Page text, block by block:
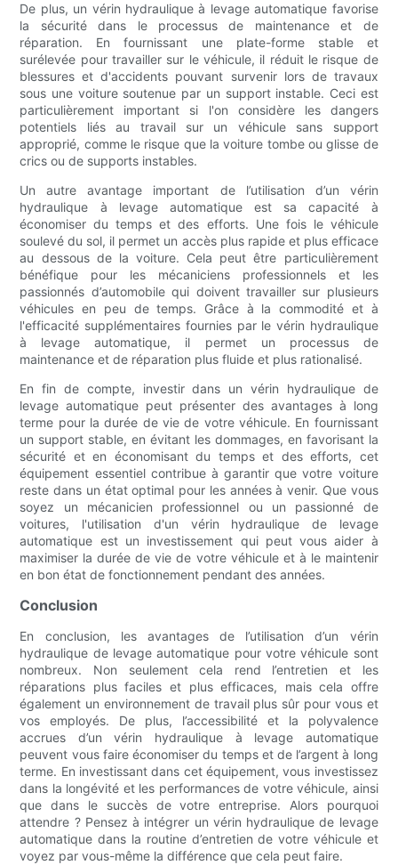
De plus, un vérin hydraulique à levage automatique favorise
la sécurité dans le processus de maintenance et de
réparation. En fournissant une plate-forme stable et
surélevée pour travailler sur le véhicule, il réduit le risque de
blessures et d'accidents pouvant survenir lors de travaux
sous une voiture soutenue par un support instable. Ceci est
particulièrement important si l'on considère les dangers
potentiels liés au travail sur un véhicule sans support
approprié, comme le risque que la voiture tombe ou glisse de
crics ou de supports instables.
Un autre avantage important de l’utilisation d’un vérin
hydraulique à levage automatique est sa capacité à
économiser du temps et des efforts. Une fois le véhicule
soulevé du sol, il permet un accès plus rapide et plus efficace
au dessous de la voiture. Cela peut être particulièrement
bénéfique pour les mécaniciens professionnels et les
passionnés d’automobile qui doivent travailler sur plusieurs
véhicules en peu de temps. Grâce à la commodité et à
l'efficacité supplémentaires fournies par le vérin hydraulique
à levage automatique, il permet un processus de
maintenance et de réparation plus fluide et plus rationalisé.
En fin de compte, investir dans un vérin hydraulique de
levage automatique peut présenter des avantages à long
terme pour la durée de vie de votre véhicule. En fournissant
un support stable, en évitant les dommages, en favorisant la
sécurité et en économisant du temps et des efforts, cet
équipement essentiel contribue à garantir que votre voiture
reste dans un état optimal pour les années à venir. Que vous
soyez un mécanicien professionnel ou un passionné de
voitures, l'utilisation d'un vérin hydraulique de levage
automatique est un investissement qui peut vous aider à
maximiser la durée de vie de votre véhicule et à le maintenir
en bon état de fonctionnement pendant des années.
Conclusion
En conclusion, les avantages de l’utilisation d’un vérin
hydraulique de levage automatique pour votre véhicule sont
nombreux. Non seulement cela rend l’entretien et les
réparations plus faciles et plus efficaces, mais cela offre
également un environnement de travail plus sûr pour vous et
vos employés. De plus, l’accessibilité et la polyvalence
accrues d’un vérin hydraulique à levage automatique
peuvent vous faire économiser du temps et de l’argent à long
terme. En investissant dans cet équipement, vous investissez
dans la longévité et les performances de votre véhicule, ainsi
que dans le succès de votre entreprise. Alors pourquoi
attendre ? Pensez à intégrer un vérin hydraulique de levage
automatique dans la routine d’entretien de votre véhicule et
voyez par vous-même la différence que cela peut faire.